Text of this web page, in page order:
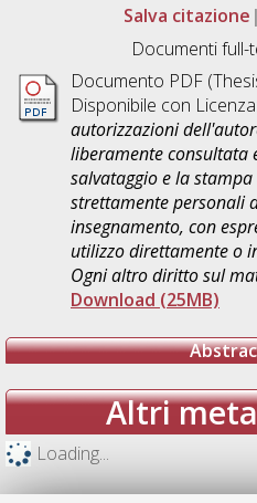
Salva citazione
Documenti full-
Documento PDF
Disponibile con Licenza:
autorizzazioni
liberamente consultata
salvataggio e la
strettamente personali
insegnamento, con
utilizzo direttamente o
Ogni altro diritto sul
Download (25MB)
Altri
Loading...